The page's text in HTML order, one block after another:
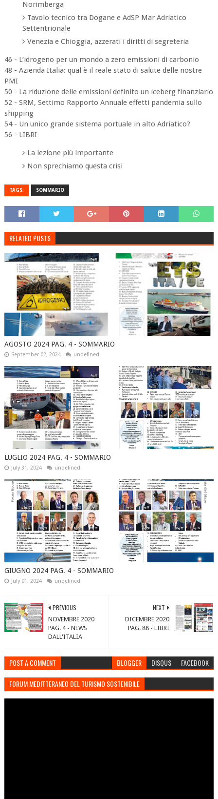
Norimberga
Tavolo tecnico tra Dogane e AdSP Mar Adriatico
Settentrionale
Venezia e Chioggia, azzerati i diritti di segreteria
46 - L’idrogeno per un mondo a zero emissioni di carbonio
48 - Azienda Italia: qual è il reale stato di salute delle nostre
PMI
50 - La riduzione delle emissioni definito un iceberg finanziario
52 - SRM, Settimo Rapporto Annuale effetti pandemia sullo
shipping
54 - Un unico grande sistema portuale in alto Adriatico?
56 - LIBRI
La lezione più importante
Non sprechiamo questa crisi
TAGS: SOMMARIO
RELATED POSTS
AGOSTO 2024 PAG. 4 - SOMMARIO
September 02, 2024 undefined
LUGLIO 2024 PAG. 4 - SOMMARIO
July 31, 2024 undefined
GIUGNO 2024 PAG. 4 - SOMMARIO
July 01, 2024 undefined
NEXT
DICEMBRE 2020
PAG. 88 - LIBRI
PREVIOUS
NOVEMBRE 2020
PAG. 4 - NEWS
DALL'ITALIA
POST A COMMENT BLOGGER DISQUS FACEBOOK
FORUM MEDITTERANEO DEL TURISMO SOSTENIBILE